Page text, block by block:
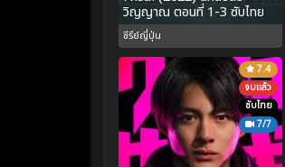
วิญญาณ ตอนที่ 1-3 ซับไทย
ซีรีย์ญี่ปุ่น
7.4
จบแล้ว
ซับไทย
7/7